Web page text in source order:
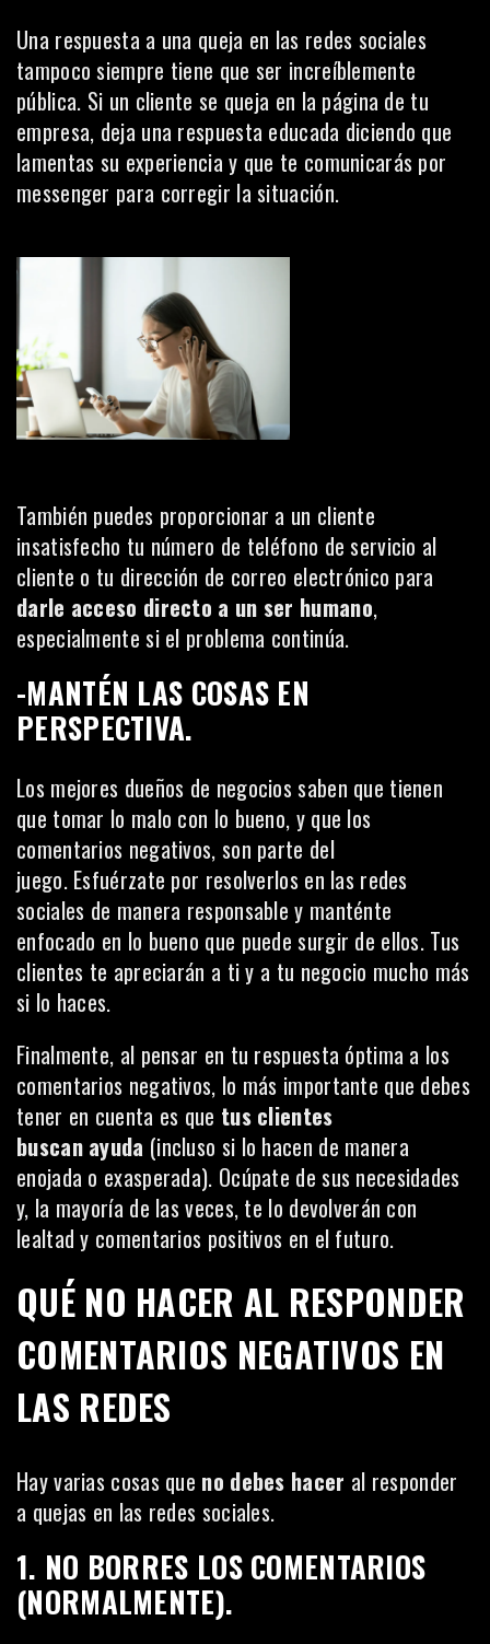
Una respuesta a una queja en las redes sociales
tampoco siempre tiene que ser increíblemente
pública. Si un cliente se queja en la página de tu
empresa, deja una respuesta educada diciendo que
lamentas su experiencia y que te comunicarás por
messenger para corregir la situación.
También puedes proporcionar a un cliente
insatisfecho tu número de teléfono de servicio al
cliente o tu dirección de correo electrónico para
darle acceso directo a un ser humano,
especialmente si el problema continúa.
-MANTÉN LAS COSAS EN
PERSPECTIVA.
Los mejores dueños de negocios saben que tienen
que tomar lo malo con lo bueno, y que los
comentarios negativos, son parte del
juego. Esfuérzate por resolverlos en las redes
sociales de manera responsable y manténte
enfocado en lo bueno que puede surgir de ellos. Tus
clientes te apreciarán a ti y a tu negocio mucho más
si lo haces.
Finalmente, al pensar en tu respuesta óptima a los
comentarios negativos, lo más importante que debes
tener en cuenta es que tus clientes
buscan ayuda (incluso si lo hacen de manera
enojada o exasperada). Ocúpate de sus necesidades
y, la mayoría de las veces, te lo devolverán con
lealtad y comentarios positivos en el futuro.
QUÉ NO HACER AL RESPONDER
COMENTARIOS NEGATIVOS EN
LAS REDES
Hay varias cosas que no debes hacer al responder
a quejas en las redes sociales.
1. NO BORRES LOS COMENTARIOS
(NORMALMENTE).